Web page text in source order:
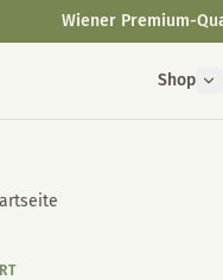
Shop
Wiener Premium-